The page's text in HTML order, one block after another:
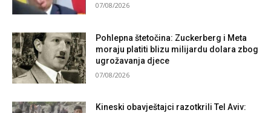
07/08/2026
Pohlepna štetočina: Zuckerberg i Meta
moraju platiti blizu milijardu dolara zbog
ugrožavanja djece
07/08/2026
Kineski obavještajci razotkrili Tel Aviv: